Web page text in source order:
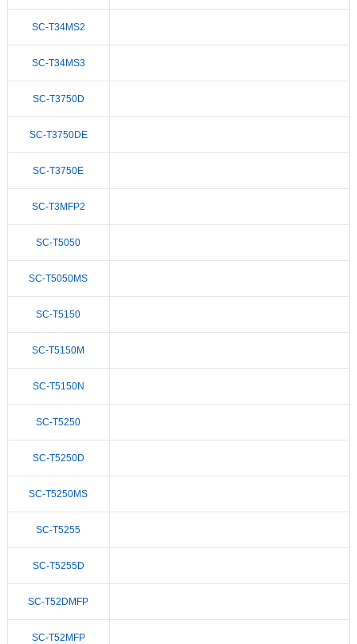
SC-T34MS2
SC-T34MS3
SC-T3750D
SC-T3750DE
SC-T3750E
SC-T3MFP2
SC-T5050
SC-T5050MS
SC-T5150
SC-T5150M
SC-T5150N
SC-T5250
SC-T5250D
SC-T5250MS
SC-T5255
SC-T5255D
SC-T52DMFP
SC-T52MFP